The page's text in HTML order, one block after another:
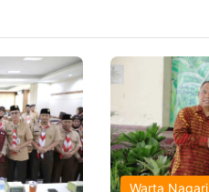
Warta Nagari